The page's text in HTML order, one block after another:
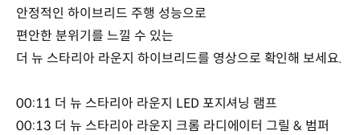
안정적인 하이브리드 주행 성능으로
편안한 분위기를 느낄 수 있는
더 뉴 스타리아 라운지 하이브리드를 영상으로 확인해 보세요.
00:11 더 뉴 스타리아 라운지 LED 포지셔닝 램프
00:13 더 뉴 스타리아 라운지 크롬 라디에이터 그릴 & 범퍼